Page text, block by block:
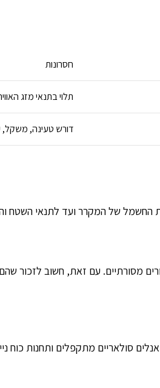
חסרונות
תלוי בתנאי מזג
דורש טעינה, משקל,
החשמל של המקרר ועד לתנאי השטח
מסורתיים. עם זאת, חשוב לזכור
סולאריים מתקפלים ותחנות כוח